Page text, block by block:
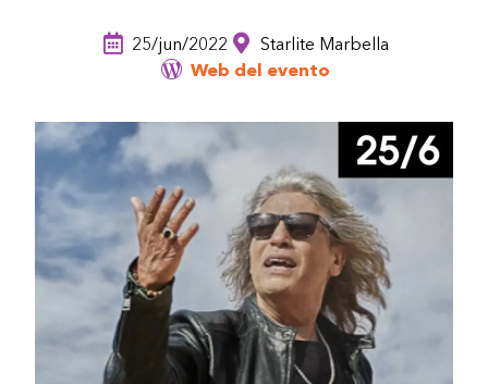
25/jun/2022
Starlite Marbella
Web del evento